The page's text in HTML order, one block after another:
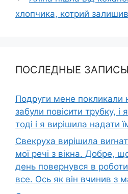
хлопчика, котрий
ПОСЛЕДНЫЕ ЗАПИСЫ
Подруги мене покликали
забули повісити трубку,
тоді і я вирішила надати
Свекруха вирішила
мої речі з вікна. Добре,
день повернувся в
все. Ось як він вчинив з